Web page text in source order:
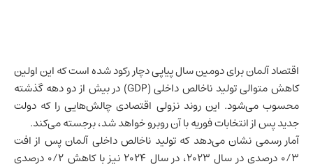
اقتصاد آلمانبرای دومین سال پیاپی دچار رکود شده است که این اولین
کاهش متوالیتولید ناخالص داخلی
(GDP) در بیش از دو دهه گذشته
محسوب می‌شود. این روند نزولی اقتصادی چالش‌هایی را که دولت
جدید پس از انتخابات فوریه با آن روبرو خواهد شد، برجسته می‌کند.
آمار رسمی نشان می‌دهد که تولید ناخالص داخلی آلمان پس از افت
۰/۳ درصدی در سال ۲۰۲۳، در سال ۲۰۲۴ نیز با کاهش ۰/۲ درصدی